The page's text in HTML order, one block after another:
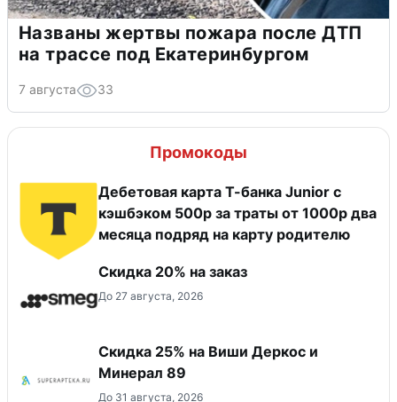
Названы жертвы пожара после ДТП
на трассе под Екатеринбургом
7 августа 33
Промокоды
Дебетовая карта Т-банка Junior с
кэшбэком 500р за траты от 1000р два
месяца подряд на карту родителю
Скидка 20% на заказ
До 27 августа, 2026
Скидка 25% на Виши Деркос и
Минерал 89
До 31 августа, 2026